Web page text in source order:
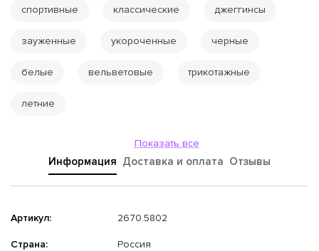
спортивные классические джеггинсы
зауженные укороченные черные
белые вельветовые трикотажные
летние
Показать все
Информация Доставка и оплата Отзывы
Артикул: 2670.5802
Страна: Россия